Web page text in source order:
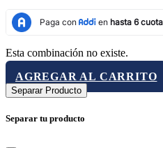
Esta combinación no existe.
AGREGAR AL CARRITO
Separar Producto
Separar tu producto